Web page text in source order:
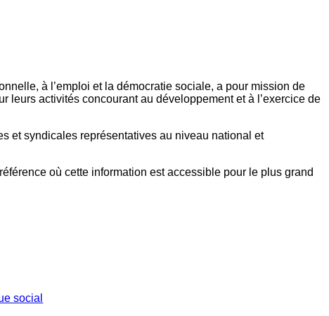
à l’emploi et la démocratie sociale, a pour mission de
leurs activités concourant au développement et à l’exercice de
et syndicales représentatives au niveau national et
où cette information est accessible pour le plus grand
social